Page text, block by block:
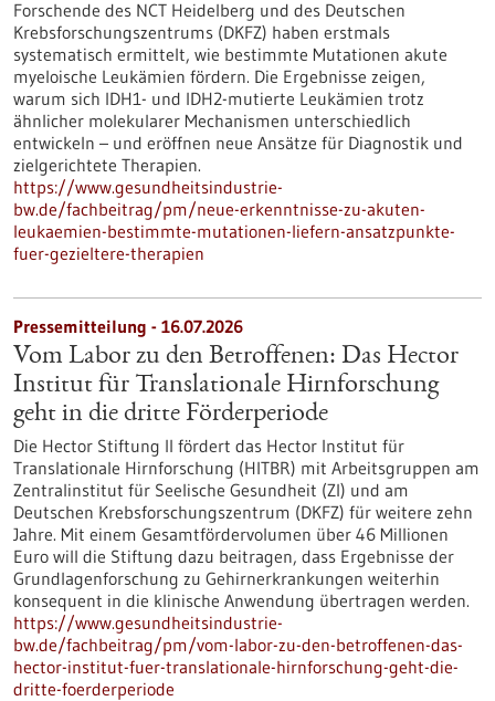
Forschende des NCT Heidelberg und des Deutschen
Krebsforschungszentrums (DKFZ) haben erstmals
systematisch ermittelt, wie bestimmte Mutationen akute
myeloische Leukämien fördern. Die Ergebnisse zeigen,
warum sich IDH1- und IDH2-mutierte Leukämien trotz
ähnlicher molekularer Mechanismen unterschiedlich
entwickeln – und eröffnen neue Ansätze für Diagnostik und
zielgerichtete Therapien.
https://www.gesundheitsindustrie-
bw.de/fachbeitrag/pm/neue-erkenntnisse-zu-akuten-
leukaemien-bestimmte-mutationen-liefern-ansatzpunkte-
fuer-gezieltere-therapien
Pressemitteilung - 16.07.2026
Vom Labor zu den Betroffenen: Das Hector
Institut für Translationale Hirnforschung
geht in die dritte Förderperiode
Die Hector Stiftung II fördert das Hector Institut für
Translationale Hirnforschung (HITBR) mit Arbeitsgruppen am
Zentralinstitut für Seelische Gesundheit (ZI) und am
Deutschen Krebsforschungszentrum (DKFZ) für weitere zehn
Jahre. Mit einem Gesamtfördervolumen über 46 Millionen
Euro will die Stiftung dazu beitragen, dass Ergebnisse der
Grundlagenforschung zu Gehirnerkrankungen weiterhin
konsequent in die klinische Anwendung übertragen werden.
https://www.gesundheitsindustrie-
bw.de/fachbeitrag/pm/vom-labor-zu-den-betroffenen-das-
hector-institut-fuer-translationale-hirnforschung-geht-die-
dritte-foerderperiode